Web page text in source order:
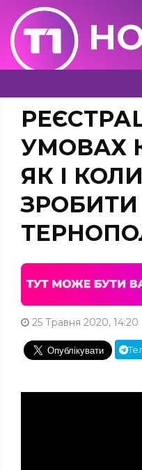
УМОВАХ
ЯК І
ЗРОБИТИ
25 Травня 2020, 14:20